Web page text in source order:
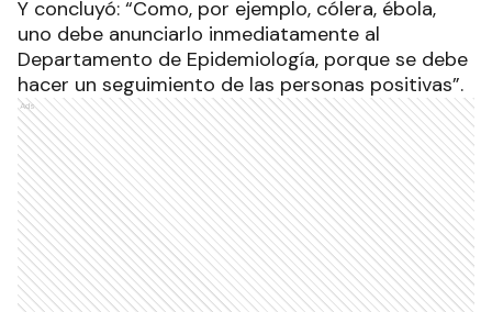
Y concluyó: “Como, por ejemplo, cólera, ébola,
uno debe anunciarlo inmediatamente al
Departamento de Epidemiología, porque se debe
hacer un seguimiento de las personas positivas”.
Ads